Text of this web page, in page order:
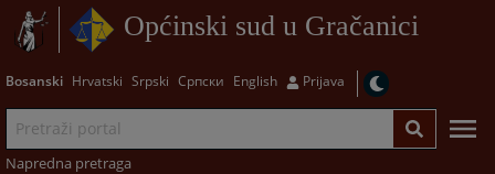
Općinski sud u Gračanici
Bosanski Hrvatski Srpski Српски English Prijava
Napredna pretraga